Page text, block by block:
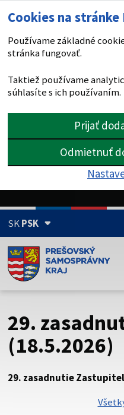
Cookies na stránke
Používame základné
stránka fungovať.
Taktiež používame
súhlasíte s ich používaním.
Prijať
Odmietnuť
SKPSK
Doména psk.sk je oficiálna
Toto je oficiálna webová
Táto stránka je
cez zabezpečenú webovú
29.
(18.5.2026)
29. zasadnutie